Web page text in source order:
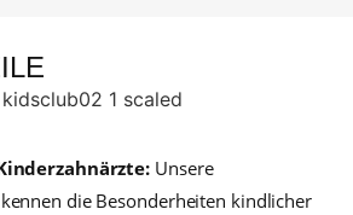
Unsere
die Besonderheiten kindlicher